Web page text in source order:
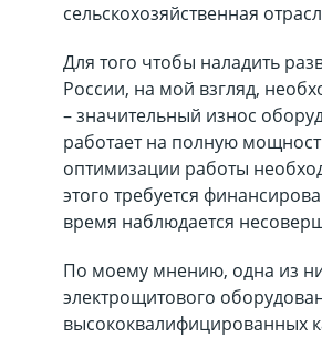
сельскохозяйственная
Для того чтобы наладить
России, на мой взгляд,
– значительный износ
работает на полную
оптимизации работы
этого требуется
время наблюдается
По моему мнению, одна из
электрощитового
высококвалифицированных